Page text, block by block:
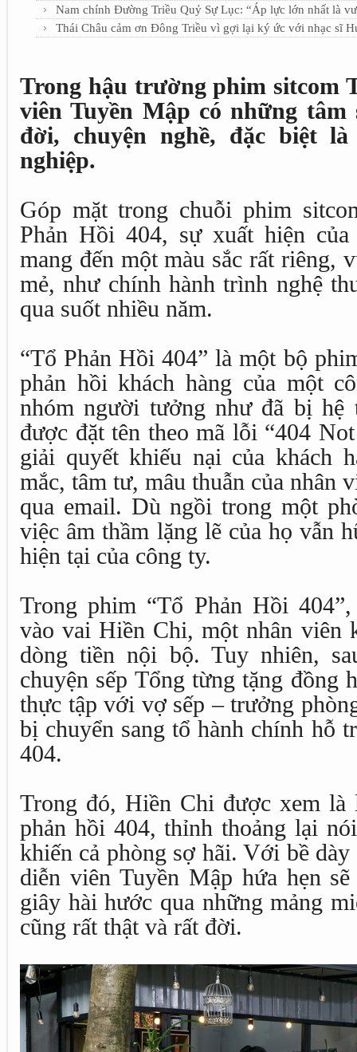
Nam chính Đường Triều Quỷ Sự Lục: “Áp lực lớn nhất là
Thái Châu cảm ơn Đông Triều vì gợi lại ký ức với nhạc sĩ
Trong hậu trường phim sitcom
viên Tuyền Mập có những tâm
đời, chuyện nghề, đặc biệt
nghiệp.
Góp mặt trong chuỗi phim
Phản Hồi 404, sự xuất hiện
mang đến một màu sắc rất riêng,
mẻ, như chính hành trình nghệ
qua suốt nhiều năm.
“Tổ Phản Hồi 404” là một bộ
phản hồi khách hàng của một
nhóm người tưởng như đã bị hệ
được đặt tên theo mã lỗi “404
giải quyết khiếu nại của khách
mắc, tâm tư, mâu thuẫn của nhân
qua email. Dù ngồi trong một
việc âm thầm lặng lẽ của họ vẫn
hiện tại của công ty.
Trong phim “Tổ Phản Hồi
vào vai Hiền Chi, một nhân viên
dòng tiền nội bộ. Tuy nhiên,
chuyện sếp Tổng từng tặng đồng
thực tập với vợ sếp – trưởng
bị chuyển sang tổ hành chính hỗ
404.
Trong đó, Hiền Chi được xem
phản hồi 404, thỉnh thoảng lại
khiến cả phòng sợ hãi. Với bề
diễn viên Tuyền Mập hứa hẹn
giây hài hước qua những mảng
cũng rất thật và rất đời.